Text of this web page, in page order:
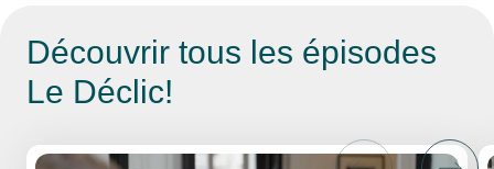
Découvrir tous les épisodes
Le Déclic!